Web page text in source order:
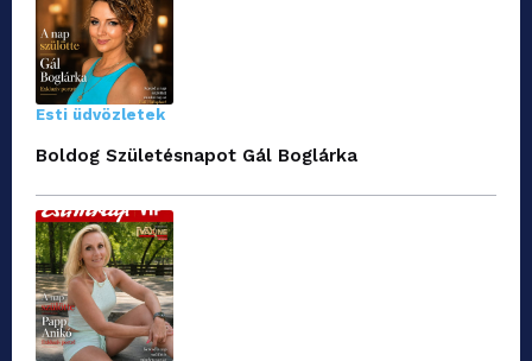
Esti üdvözletek
Boldog Születésnapot Gál Boglárka